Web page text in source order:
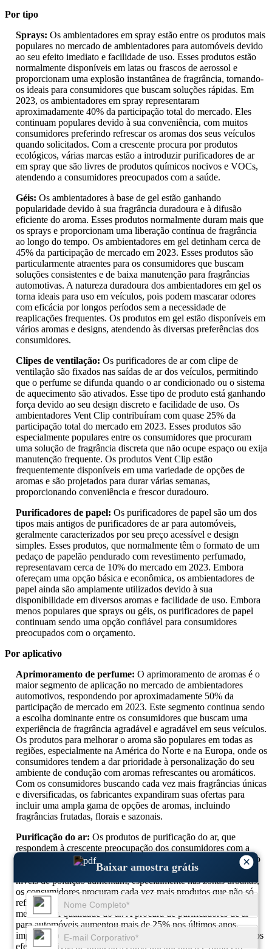
×
Baixar amostra grátis
Por tipo
Sprays: Os ambientadores em spray estão entre os produtos mais
populares no mercado de ambientadores para automóveis devido
ao seu efeito imediato e facilidade de uso. Esses produtos estão
normalmente disponíveis em latas ou frascos de aerossol e
proporcionam uma explosão instantânea de fragrância, tornando-
os ideais para consumidores que buscam soluções rápidas. Em
2023, os ambientadores em spray representaram
aproximadamente 40% da participação total do mercado. Eles
continuam populares devido à sua conveniência, com muitos
consumidores preferindo refrescar os aromas dos seus veículos
quando solicitados. Com a crescente procura por produtos
ecológicos, várias marcas estão a introduzir purificadores de ar
em spray que são livres de produtos químicos nocivos e VOCs,
atendendo a consumidores preocupados com a saúde.
Géis: Os ambientadores à base de gel estão ganhando
popularidade devido à sua fragrância duradoura e à difusão
eficiente do aroma. Esses produtos normalmente duram mais que
os sprays e proporcionam uma liberação contínua de fragrância
ao longo do tempo. Os ambientadores em gel detinham cerca de
45% da participação de mercado em 2023. Esses produtos são
particularmente atraentes para os consumidores que buscam
soluções consistentes e de baixa manutenção para fragrâncias
automotivas. A natureza duradoura dos ambientadores em gel os
torna ideais para uso em veículos, pois podem mascarar odores
com eficácia por longos períodos sem a necessidade de
reaplicações frequentes. Os produtos em gel estão disponíveis em
vários aromas e designs, atendendo às diversas preferências dos
consumidores.
Clipes de ventilação: Os purificadores de ar com clipe de
ventilação são fixados nas saídas de ar dos veículos, permitindo
que o perfume se difunda quando o ar condicionado ou o sistema
de aquecimento são ativados. Esse tipo de produto está ganhando
força devido ao seu design discreto e facilidade de uso. Os
ambientadores Vent Clip contribuíram com quase 25% da
participação total do mercado em 2023. Esses produtos são
especialmente populares entre os consumidores que procuram
uma solução de fragrância discreta que não ocupe espaço ou exija
manutenção frequente. Os produtos Vent Clip estão
frequentemente disponíveis em uma variedade de opções de
aromas e são projetados para durar várias semanas,
proporcionando conveniência e frescor duradouro.
Purificadores de papel: Os purificadores de papel são um dos
tipos mais antigos de purificadores de ar para automóveis,
geralmente caracterizados por seu preço acessível e design
simples. Esses produtos, que normalmente têm o formato de um
pedaço de papelão pendurado com revestimento perfumado,
representavam cerca de 10% do mercado em 2023. Embora
ofereçam uma opção básica e econômica, os ambientadores de
papel ainda são amplamente utilizados devido à sua
disponibilidade em diversos aromas e facilidade de uso. Embora
menos populares que sprays ou géis, os purificadores de papel
continuam sendo uma opção confiável para consumidores
preocupados com o orçamento.
Por aplicativo
Aprimoramento de perfume: O aprimoramento de aromas é o
maior segmento de aplicação no mercado de ambientadores
automotivos, respondendo por aproximadamente 50% da
participação de mercado em 2023. Este segmento continua sendo
a escolha dominante entre os consumidores que buscam uma
experiência de fragrância agradável e agradável em seus veículos.
Os produtos para melhorar o aroma são populares em todas as
regiões, especialmente na América do Norte e na Europa, onde os
consumidores tendem a dar prioridade à personalização do seu
ambiente de condução com aromas refrescantes ou aromáticos.
Com os consumidores buscando cada vez mais fragrâncias únicas
e diversificadas, os fabricantes expandiram suas ofertas para
incluir uma ampla gama de opções de aromas, incluindo
fragrâncias frutadas, florais e sazonais.
Purificação do ar: Os produtos de purificação do ar, que
respondem à crescente preocupação dos consumidores com a
qualidade do ar nos seus veículos, representam cerca de 30% do
mercado de ambientadores para automóveis. À medida que os
níveis de poluição aumentam, especialmente nas zonas urbanas,
os consumidores procuram cada vez mais produtos que não só
refresquem a atmosfera dos seus automóveis, mas também
melhorem a qualidade do ar. A procura de purificadores de ar
para automóveis aumentou mais de 25% nos últimos anos,
impulsionada pela consciencialização dos consumidores sobre os
efeitos nocivos de poluentes como poeira, pólen e fumo em